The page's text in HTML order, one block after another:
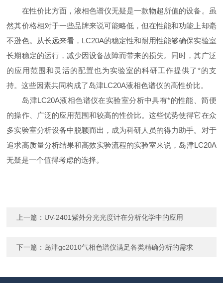
在性价比方面，液相色谱仪无疑是一款物超所值的设备。虽
然其价格相对于一些品牌来说可能略低，但在性能和功能上却毫
不逊色。从长远来看，LC20A的稳定性和耐用性能够确保实验室
长期稳定的运行，减少因设备故障而带来的损失。同时，其广泛
的应用范围和灵活的配置也为实验室的科研工作提供了*的支
持。这些因素共同构成了岛津LC20A液相色谱仪的高性价比。
岛津LC20A液相色谱仪在实验室分析中具有*的性能、简便
的操作、广泛的应用范围和较高的性价比。这些优势使得它在众
多实验室分析设备中脱颖而出，成为科研人员的得力助手。对于
追求高质量分析结果和高效实验流程的实验室来说，岛津LC20A
无疑是一个值得考虑的选择。
上一篇： UV-2401紫外分光光度计在分析化学中的应用
下一篇： 岛津gc2010气相色谱仪满足各类精确分析的需求